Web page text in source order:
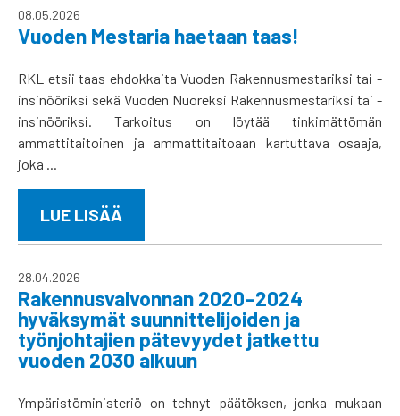
08.05.2026
Vuoden Mestaria haetaan taas!
RKL etsii taas ehdokkaita Vuoden Rakennusmestariksi tai -
insinööriksi sekä Vuoden Nuoreksi Rakennusmestariksi tai -
insinööriksi. Tarkoitus on löytää tinkimättömän
ammattitaitoinen ja ammattitaitoaan kartuttava osaaja,
joka ...
LUE LISÄÄ
28.04.2026
Rakennusvalvonnan 2020–2024
hyväksymät suunnittelijoiden ja
työnjohtajien pätevyydet jatkettu
vuoden 2030 alkuun
Ympäristöministeriö on tehnyt päätöksen, jonka mukaan